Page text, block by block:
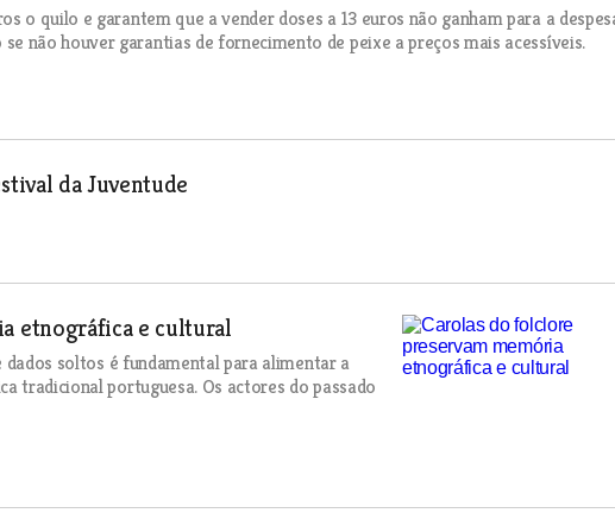
o quilo e garantem que a vender doses a 13 euros não ganham para a
não houver garantias de fornecimento de peixe a preços mais acessíveis.
da Juventude
etnográfica e cultural
soltos é fundamental para alimentar a
tradicional portuguesa. Os actores do passado